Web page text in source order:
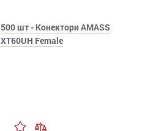
500 шт - Конектори AMASS
XT60UH Female